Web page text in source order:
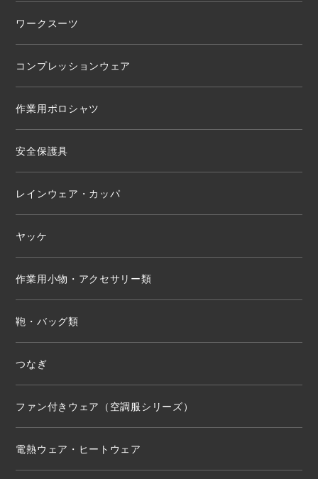
ワークスーツ
コンプレッションウェア
作業用ポロシャツ
安全保護具
レインウェア・カッパ
ヤッケ
作業用小物・アクセサリー類
鞄・バッグ類
つなぎ
ファン付きウェア（空調服シリーズ）
電熱ウェア・ヒートウェア